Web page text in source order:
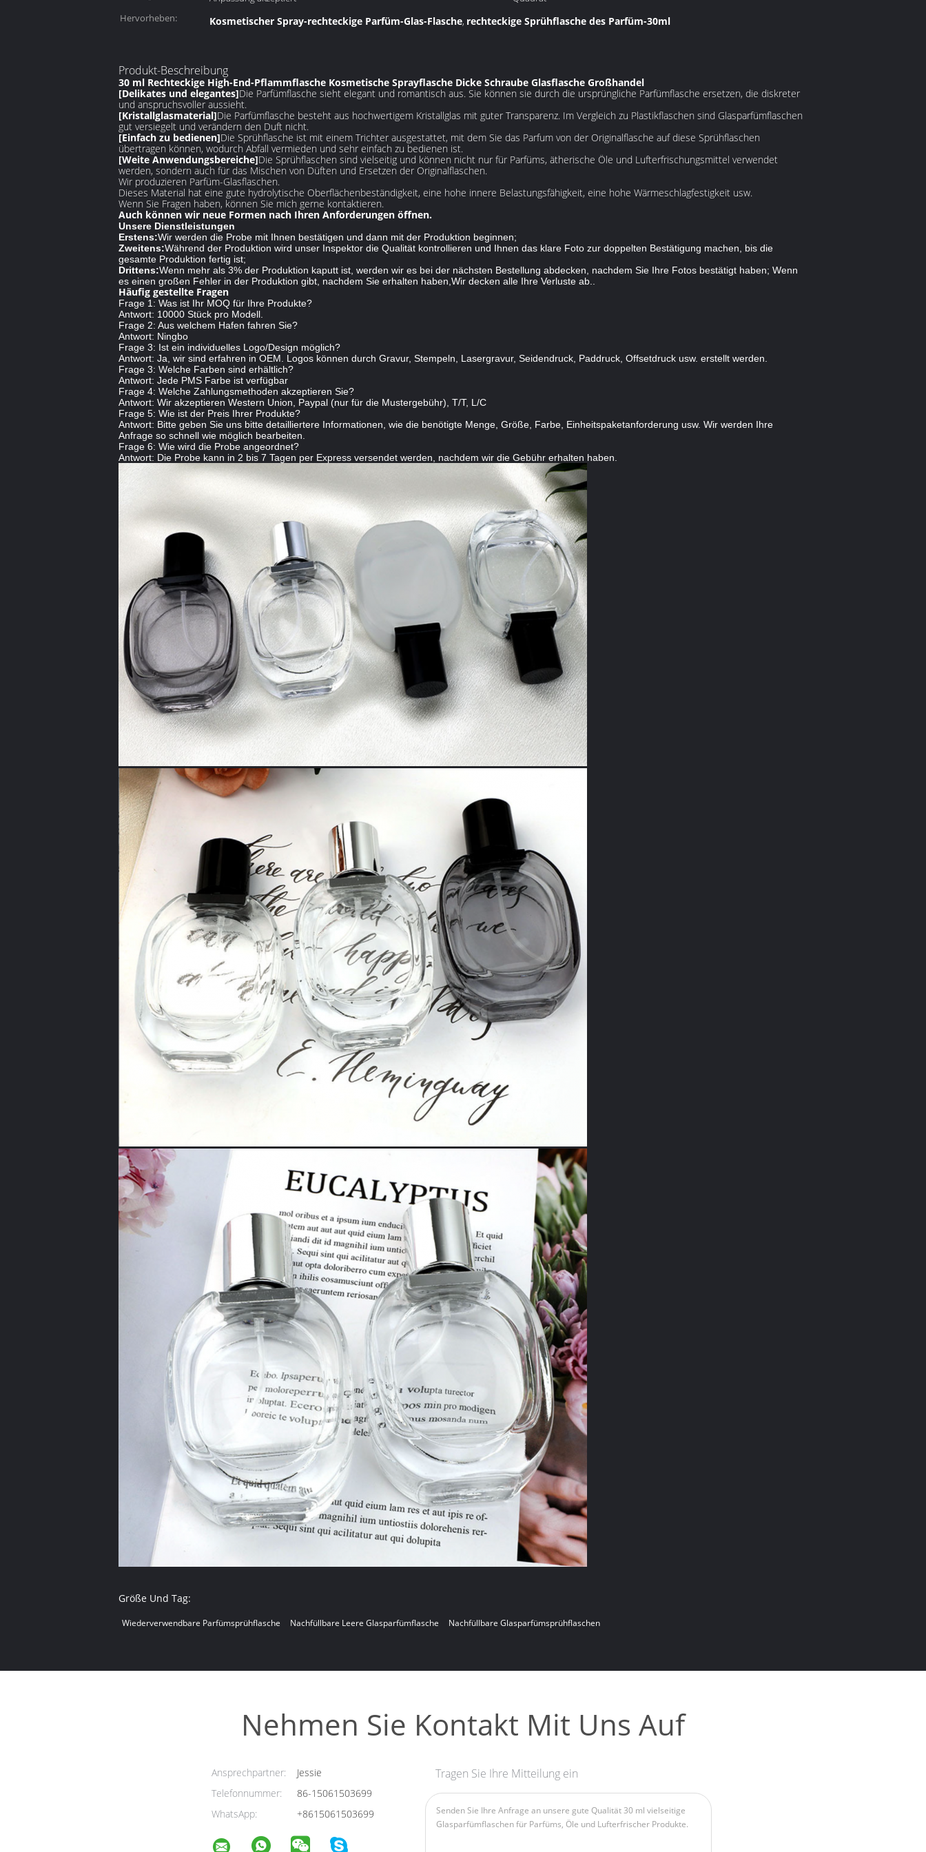
Hervorheben:
Kosmetischer Spray-rechteckige Parfüm-Glas-Flasche, rechteckige Sprühflasche des Parfüm-30ml
Produkt-Beschreibung
30 ml Rechteckige High-End-Pflammflasche Kosmetische Sprayflasche Dicke Schraube Glasflasche Großhandel
[Delikates und elegantes]Die Parfümflasche sieht elegant und romantisch aus. Sie können sie durch die ursprüngliche Parfümflasche ersetzen, die diskreter
und anspruchsvoller aussieht.
[Kristallglasmaterial]Die Parfümflasche besteht aus hochwertigem Kristallglas mit guter Transparenz. Im Vergleich zu Plastikflaschen sind Glasparfümflaschen
gut versiegelt und verändern den Duft nicht.
[Einfach zu bedienen]Die Sprühflasche ist mit einem Trichter ausgestattet, mit dem Sie das Parfum von der Originalflasche auf diese Sprühflaschen
übertragen können, wodurch Abfall vermieden und sehr einfach zu bedienen ist.
[Weite Anwendungsbereiche]Die Sprühflaschen sind vielseitig und können nicht nur für Parfüms, ätherische Öle und Lufterfrischungsmittel verwendet
werden, sondern auch für das Mischen von Düften und Ersetzen der Originalflaschen.
Wir produzieren Parfüm-Glasflaschen.
Dieses Material hat eine gute hydrolytische Oberflächenbeständigkeit, eine hohe innere Belastungsfähigkeit, eine hohe Wärmeschlagfestigkeit usw.
Wenn Sie Fragen haben, können Sie mich gerne kontaktieren.
Auch können wir neue Formen nach Ihren Anforderungen öffnen.
Unsere Dienstleistungen
Erstens:Wir werden die Probe mit Ihnen bestätigen und dann mit der Produktion beginnen;
Zweitens:Während der Produktion wird unser Inspektor die Qualität kontrollieren und Ihnen das klare Foto zur doppelten Bestätigung machen, bis die
gesamte Produktion fertig ist;
Drittens:Wenn mehr als 3% der Produktion kaputt ist, werden wir es bei der nächsten Bestellung abdecken, nachdem Sie Ihre Fotos bestätigt haben; Wenn
es einen großen Fehler in der Produktion gibt, nachdem Sie erhalten haben,Wir decken alle Ihre Verluste ab..
Häufig gestellte Fragen
Frage 1: Was ist Ihr MOQ für Ihre Produkte?
Antwort: 10000 Stück pro Modell.
Frage 2: Aus welchem Hafen fahren Sie?
Antwort: Ningbo
Frage 3: Ist ein individuelles Logo/Design möglich?
Antwort: Ja, wir sind erfahren in OEM. Logos können durch Gravur, Stempeln, Lasergravur, Seidendruck, Paddruck, Offsetdruck usw. erstellt werden.
Frage 3: Welche Farben sind erhältlich?
Antwort: Jede PMS Farbe ist verfügbar
Frage 4: Welche Zahlungsmethoden akzeptieren Sie?
Antwort: Wir akzeptieren Western Union, Paypal (nur für die Mustergebühr), T/T, L/C
Frage 5: Wie ist der Preis Ihrer Produkte?
Antwort: Bitte geben Sie uns bitte detailliertere Informationen, wie die benötigte Menge, Größe, Farbe, Einheitspaketanforderung usw. Wir werden Ihre
Anfrage so schnell wie möglich bearbeiten.
Frage 6: Wie wird die Probe angeordnet?
Antwort: Die Probe kann in 2 bis 7 Tagen per Express versendet werden, nachdem wir die Gebühr erhalten haben.
Größe Und Tag:
Wiederverwendbare Parfümsprühflasche Nachfüllbare Leere Glasparfümflasche Nachfüllbare Glasparfümsprühflaschen
Nehmen Sie Kontakt Mit Uns Auf
Ansprechpartner:
Jessie
Telefonnummer:
86-15061503699
WhatsApp:
+8615061503699
Tragen Sie Ihre Mitteilung ein